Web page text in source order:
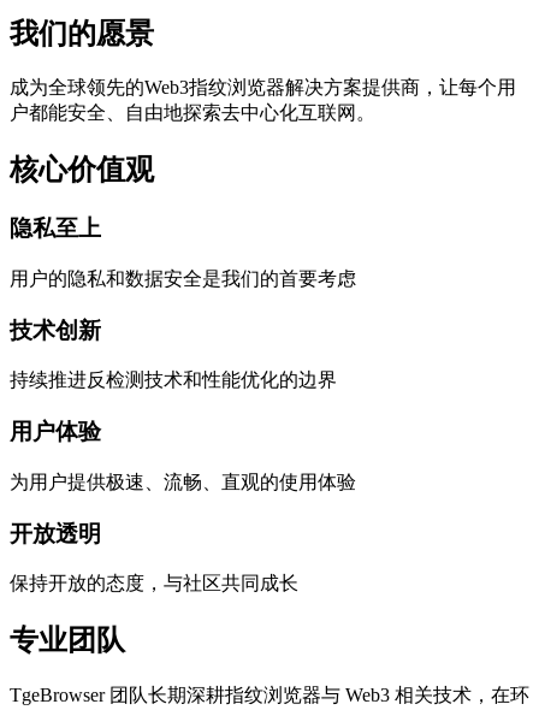
我们的愿景
成为全球领先的Web3指纹浏览器解决方案提供商，让每个用
户都能安全、自由地探索去中心化互联网。
核心价值观
隐私至上
用户的隐私和数据安全是我们的首要考虑
技术创新
持续推进反检测技术和性能优化的边界
用户体验
为用户提供极速、流畅、直观的使用体验
开放透明
保持开放的态度，与社区共同成长
专业团队
TgeBrowser 团队长期深耕指纹浏览器与 Web3 相关技术，在环